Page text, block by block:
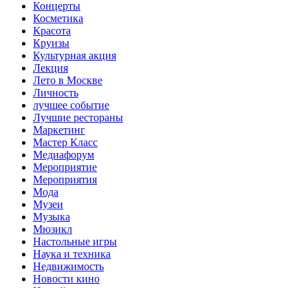
Концерты
Косметика
Красота
Круизы
Культурная акция
Лекция
Лето в Москве
Личность
лучшее событие
Лучшие рестораны
Маркетинг
Мастер Класс
Медиафорум
Мероприятие
Мероприятия
Мода
Музеи
Музыка
Мюзикл
Настольные игры
Наука и техника
Недвижимость
Новости кино